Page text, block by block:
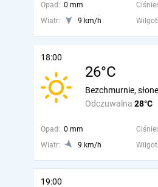
Opad: 0 mm
Wiatr:
9 km/h
18:00
26°C
Odczuwalna 28°C
Bezchmurnie,
Opad: 0 mm
Wiatr:
9 km/h
19:00